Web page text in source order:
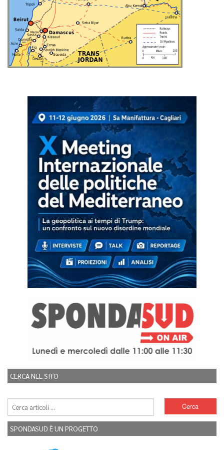
CERCA NEL SITO
SPONDASUD È UN PROGETTO